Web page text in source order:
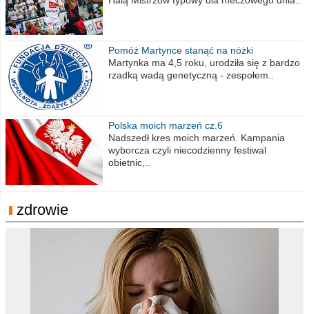
Pomóż Martynce stanąć na nóżki
Martynka ma 4,5 roku, urodziła się z bardzo
rzadką wadą genetyczną - zespołem..
Polska moich marzeń cz.6
Nadszedł kres moich marzeń. Kampania
wyborcza czyli niecodzienny festiwal
obietnic,..
zdrowie